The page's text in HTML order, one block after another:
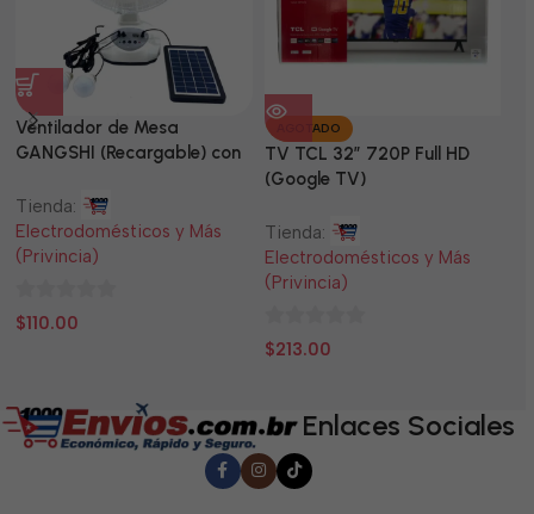
Ventilador de Mesa
GANGSHI (Recargable) con
Tienda:
Electrodomésticos y Más
(Privincia)
0
$110.00
AGOTADO
TV TCL 32” 720P Full HD
(Google TV)
Tienda:
Electrodomésticos y Más
(Privincia)
0
$213.00
Enlaces Sociales